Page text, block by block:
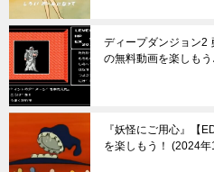
ディープダンジョン2
の無料動画を楽しもう
『妖怪にご用心』【
を楽しもう！
2024年